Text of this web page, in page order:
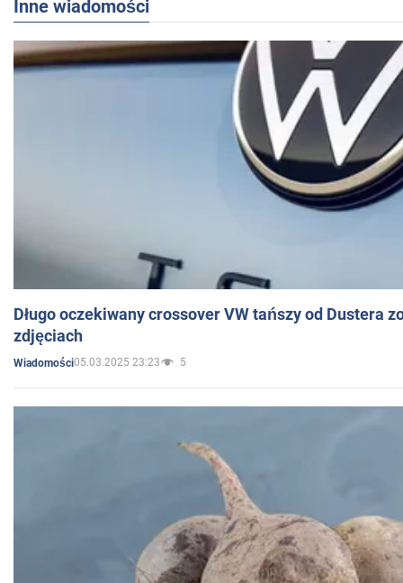
Inne wiadomości
Długo oczekiwany crossover VW tańszy od Dustera
zdjęciach
Wiadomości05.03.2025 23:23 5